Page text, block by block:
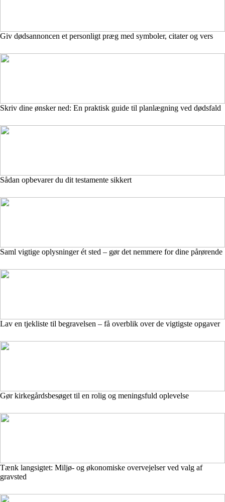
Giv dødsannoncen et personligt præg med symboler, citater og vers
Skriv dine ønsker ned: En praktisk guide til planlægning ved dødsfald
Sådan opbevarer du dit testamente sikkert
Saml vigtige oplysninger ét sted – gør det nemmere for dine pårørende
Lav en tjekliste til begravelsen – få overblik over de vigtigste opgaver
Gør kirkegårdsbesøget til en rolig og meningsfuld oplevelse
Tænk langsigtet: Miljø- og økonomiske overvejelser ved valg af
gravsted